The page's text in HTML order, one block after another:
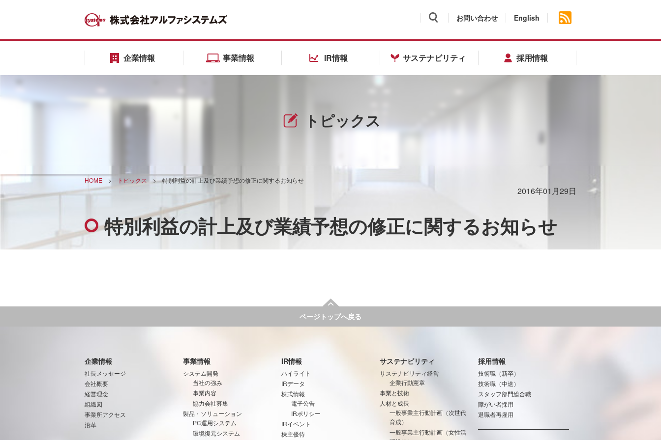
お問い合わせ English
企業情報 事業情報 IR情報 サステナビリティ 採用情報
トピックス
HOME > トピックス >特別利益の計上及び業績予想の修正に関するお知らせ
2016年01月29日
特別利益の計上及び業績予想の修正に関するお知らせ
ページトップへ戻る
企業情報
社長メッセージ
会社概要
経営理念
組織図
事業所アクセス
沿革
事業情報
システム開発
当社の強み
事業内容
協力会社募集
製品・ソリューション
PC運用システム
環境復元システム
IR情報
ハイライト
IRデータ
株式情報
電子公告
IRポリシー
IRイベント
株主優待
サステナビリティ
サステナビリティ経営
企業行動憲章
事業と技術
人材と成長
一般事業主行動計画（次世代
育成）
一般事業主行動計画（女性活
採用情報
技術職（新卒）
技術職（中途）
スタッフ部門総合職
障がい者採用
退職者再雇用